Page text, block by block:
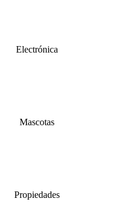
Electrónica
Mascotas
Propiedades